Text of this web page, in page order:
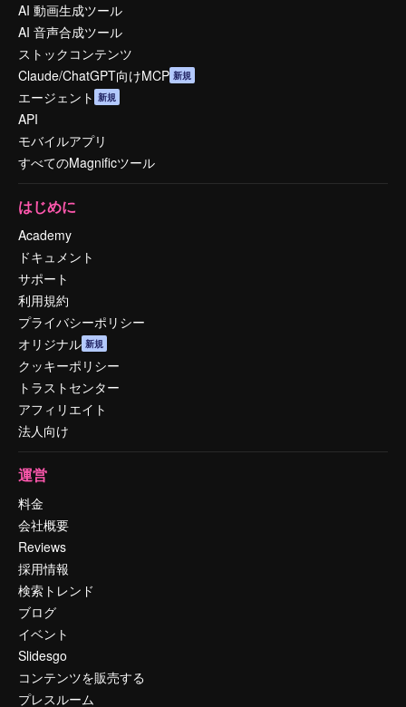
AI 動画生成ツール
AI 音声合成ツール
ストックコンテンツ
Claude/ChatGPT向けMCP 新規
エージェント 新規
API
モバイルアプリ
すべてのMagnificツール
はじめに
Academy
ドキュメント
サポート
利用規約
プライバシーポリシー
オリジナル 新規
クッキーポリシー
トラストセンター
アフィリエイト
法人向け
運営
料金
会社概要
Reviews
採用情報
検索トレンド
ブログ
イベント
Slidesgo
コンテンツを販売する
プレスルーム